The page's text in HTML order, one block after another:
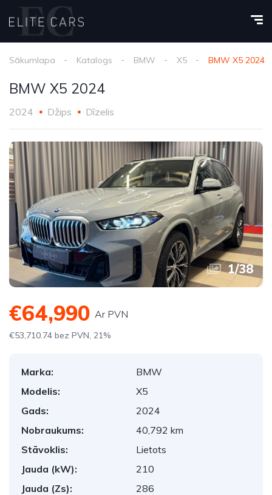
Sākumlapa Katalogs BMW X5 BMW X5 2024
BMW X5 2024
2024 Džips Dīzelis
1/38
€64,990 Ar PVN
€53,710.74 bez PVN, 21%
Marka:
BMW
Modelis:
X5
Gads:
2024
Nobraukums:
40,792 km
Stāvoklis:
Lietots
Jauda (kW):
210
Jauda (Zs):
286